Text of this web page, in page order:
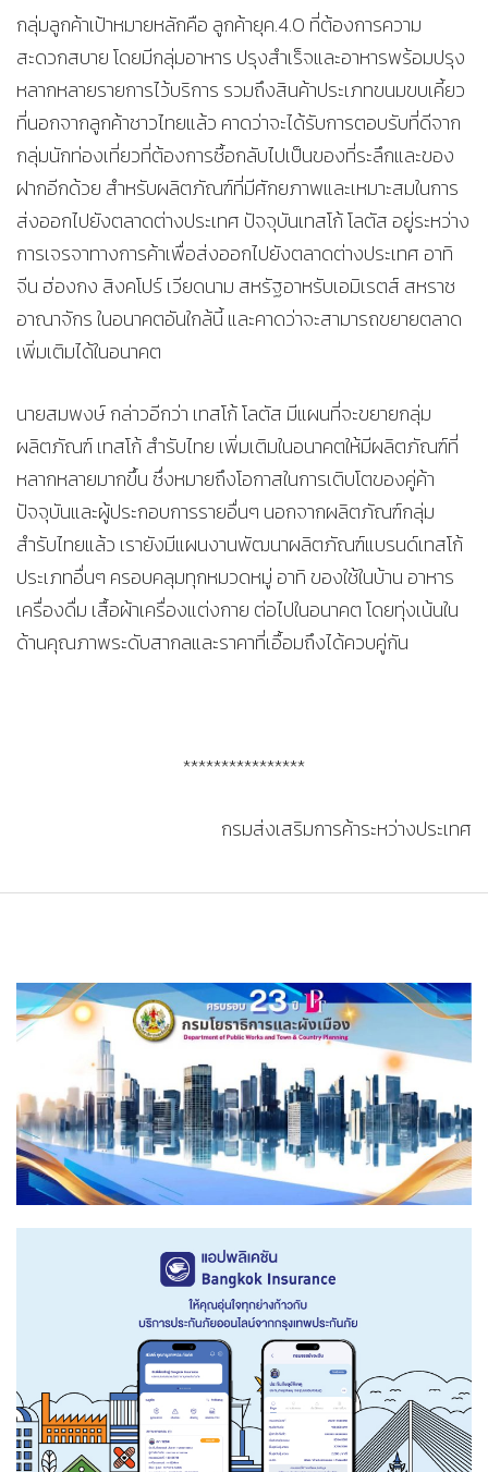
กลุ่มลูกค้าเป้าหมายหลักคือ ลูกค้ายุค.4.0 ที่ต้องการความ
สะดวกสบาย โดยมีกลุ่มอาหาร ปรุงสำเร็จและอาหารพร้อมปรุง
หลากหลายรายการไว้บริการ รวมถึงสินค้าประเภทขนมขบเคี้ยว
ที่นอกจากลูกค้าชาวไทยแล้ว คาดว่าจะได้รับการตอบรับที่ดีจาก
กลุ่มนักท่องเที่ยวที่ต้องการซื้อกลับไปเป็นของที่ระลึกและของ
ฝากอีกด้วย สำหรับผลิตภัณฑ์ที่มีศักยภาพและเหมาะสมในการ
ส่งออกไปยังตลาดต่างประเทศ ปัจจุบันเทสโก้ โลตัส อยู่ระหว่าง
การเจรจาทางการค้าเพื่อส่งออกไปยังตลาดต่างประเทศ อาทิ
จีน ฮ่องกง สิงคโปร์ เวียดนาม สหรัฐอาหรับเอมิเรตส์ สหราช
อาณาจักร ในอนาคตอันใกล้นี้ และคาดว่าจะสามารถขยายตลาด
เพิ่มเติมได้ในอนาคต
นายสมพงษ์ กล่าวอีกว่า เทสโก้ โลตัส มีแผนที่จะขยายกลุ่ม
ผลิตภัณฑ์ เทสโก้ สำรับไทย เพิ่มเติมในอนาคตให้มีผลิตภัณฑ์ที่
หลากหลายมากขึ้น ซึ่งหมายถึงโอกาสในการเติบโตของคู่ค้า
ปัจจุบันและผู้ประกอบการรายอื่นๆ นอกจากผลิตภัณฑ์กลุ่ม
สำรับไทยแล้ว เรายังมีแผนงานพัฒนาผลิตภัณฑ์แบรนด์เทสโก้
ประเภทอื่นๆ ครอบคลุมทุกหมวดหมู่ อาทิ ของใช้ในบ้าน อาหาร
เครื่องดื่ม เสื้อผ้าเครื่องแต่งกาย ต่อไปในอนาคต โดยทุ่งเน้นใน
ด้านคุณภาพระดับสากลและราคาที่เอื้อมถึงได้ควบคู่กัน
****************
กรมส่งเสริมการค้าระหว่างประเทศ